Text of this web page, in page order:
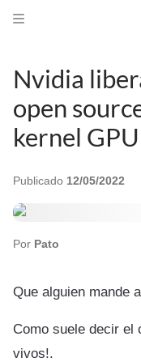
Nvidia
open
kernel
Publicado 12/05/2022
Por Pato
Que alguien mande
Como suele decir el
vivos!.